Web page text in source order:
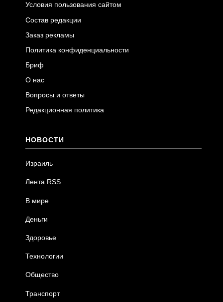
Условия пользования сайтом
Состав редакции
Заказ рекламы
Политика конфиденциальности
Бриф
О нас
Вопросы и ответы
Редакционная политика
НОВОСТИ
Израиль
Лента RSS
В мире
Деньги
Здоровье
Технологии
Общество
Транспорт